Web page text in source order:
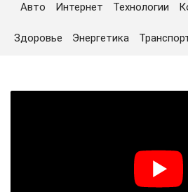
ГЛАВНАЯ
СЕГОДНЯ
Авто Интернет Технологии
Здоровье Энергетика